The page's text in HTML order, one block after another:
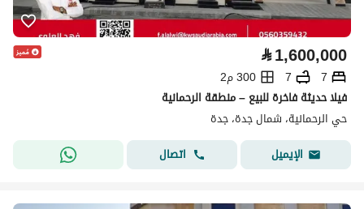
⃁1,600,000
7
7
300 م2
فيلا حديثة فاخرة للبيع – منطقة الرحمانية
حي الرحمانية، شمال جدة، جدة
الإيميل
اتصال